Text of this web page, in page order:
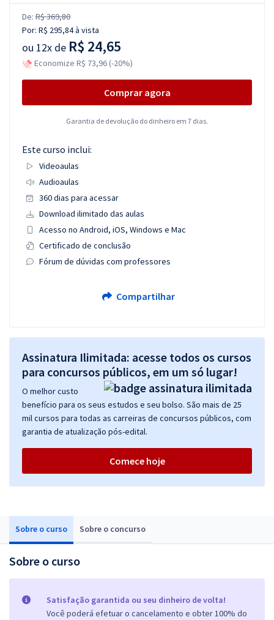
Sobre o curso Sobre o concurso
Sobre o curso
Satisfação garantida ou seu dinheiro de volta!
Você poderá efetuar o cancelamento e obter 100% do
De: R$ 369,80
Por: R$ 295,84à vista
ou 12x de R$ 24,65
Economize R$ 73,96 (-20%)
Comprar agora
Garantia de devolução do dinheiro em 7 dias.
Este curso inclui:
Videoaulas
Audioaulas
360 dias para acessar
Download ilimitado das aulas
Acesso no Android, iOS, Windows e Mac
Certificado de conclusão
Fórum de dúvidas com professores
Compartilhar
Assinatura Ilimitada: acesse todos os cursos
para concursos públicos, em um só lugar!
O melhor custo
benefício para os seus estudos e seu bolso. São mais de 25
mil cursos para todas as carreiras de concursos públicos, com
garantia de atualização pós-edital.
Comece hoje